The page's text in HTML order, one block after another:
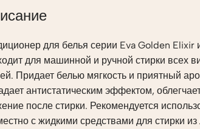
для белья серии Eva Golden Elixir
для машинной и ручной стирки всех
Придает белью мягкость и приятный
антистатическим эффектом,
после стирки. Рекомендуется
с жидкими средствами для стирки из